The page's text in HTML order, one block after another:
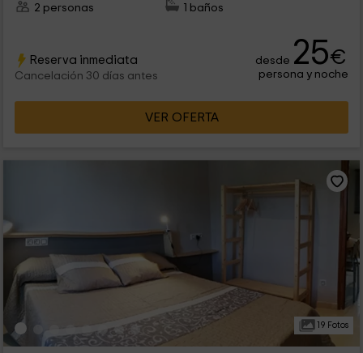
2 personas
1 baños
Reserva inmediata
Cancelación 30 días antes
desde 25€
persona y noche
VER OFERTA
19 Fotos